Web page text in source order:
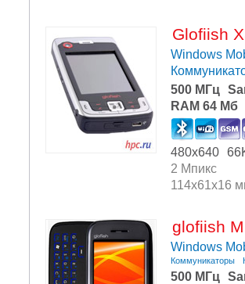
Glofiish
Windows
500 МГц
RAM 64 Мб
480x640
2 Мпикс
114x61x16
glofiish
Windows
Коммуникаторы
500 МГц